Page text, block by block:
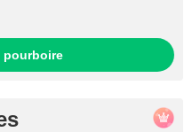
pourboire